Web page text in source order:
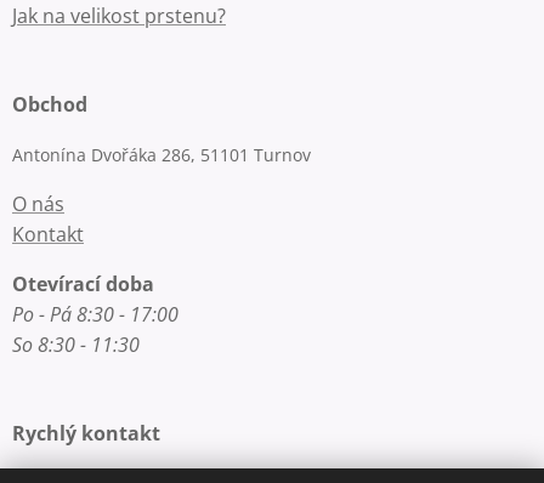
Jak na velikost prstenu?
Obchod
Antonína Dvořáka 286, 51101 Turnov
O nás
Kontakt
Otevírací doba
Po - Pá 8:30 - 17:00
So 8:30 - 11:30
Rychlý kontakt